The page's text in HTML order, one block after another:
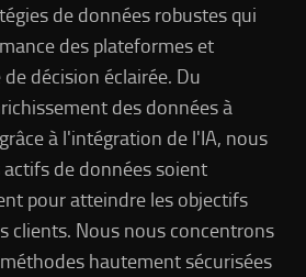
de données robustes qui
des plateformes et
décision éclairée. Du
des données à
à l'intégration de l'IA, nous
de données soient
pour atteindre les objectifs
clients. Nous nous concentrons
hautement sécurisées